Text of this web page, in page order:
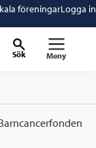
föreningarLogga in
Sök Meny